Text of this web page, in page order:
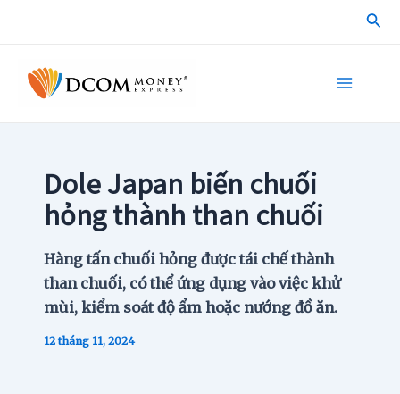
Dole Japan biến chuối
hỏng thành than chuối
Hàng tấn chuối hỏng được tái chế thành
than chuối, có thể ứng dụng vào việc khử
mùi, kiểm soát độ ẩm hoặc nướng đồ ăn.
12 tháng 11, 2024